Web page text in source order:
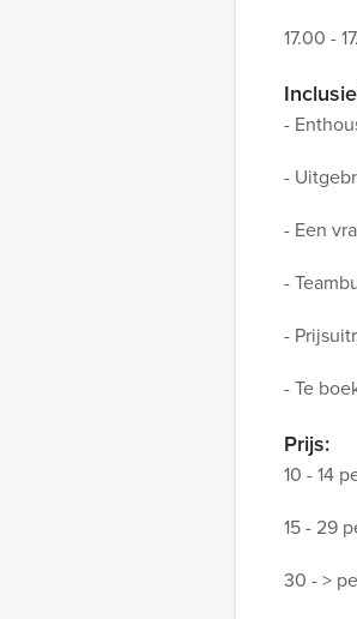
17.00 -
-
-
- Een
-
-
- Te
Prijs:
10 - 14
15 - 29
30 - >